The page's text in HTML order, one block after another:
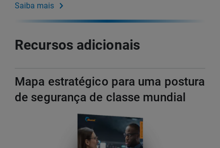
Saiba mais
Recursos adicionais
Mapa estratégico para uma postura
de segurança de classe mundial